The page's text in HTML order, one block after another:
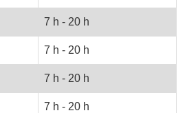
7 h - 20 h
7 h - 20 h
7 h - 20 h
7 h - 20 h